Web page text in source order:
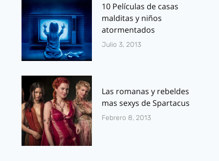
10 Películas de casas
malditas y niños
atormentados
Julio 3, 2013
Las romanas y rebeldes
mas sexys de Spartacus
Febrero 8, 2013